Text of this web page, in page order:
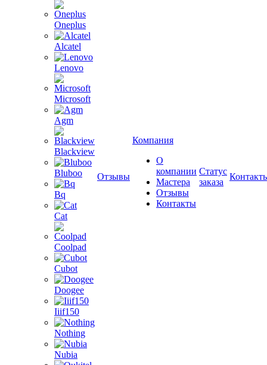
Oneplus
Alcatel
Lenovo
Microsoft
Agm
Blackview
Bluboo
Bq
Cat
Coolpad
Cubot
Doogee
Iiif150
Nothing
Nubia
Отзывы
Компания
О
компании
Мастера
Отзывы
Контакты
Статус
заказа